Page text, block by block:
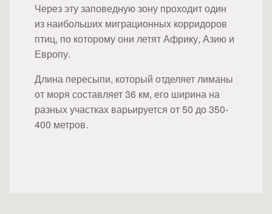
Через эту заповедную зону проходит один
из наибольших миграционных корридоров
птиц, по которому они летят Африку, Азию и
Европу.
Длина пересыпи, который отделяет лиманы
от моря составляет 36 км, его ширина на
разных участках варьируется от 50 до 350-
400 метров.